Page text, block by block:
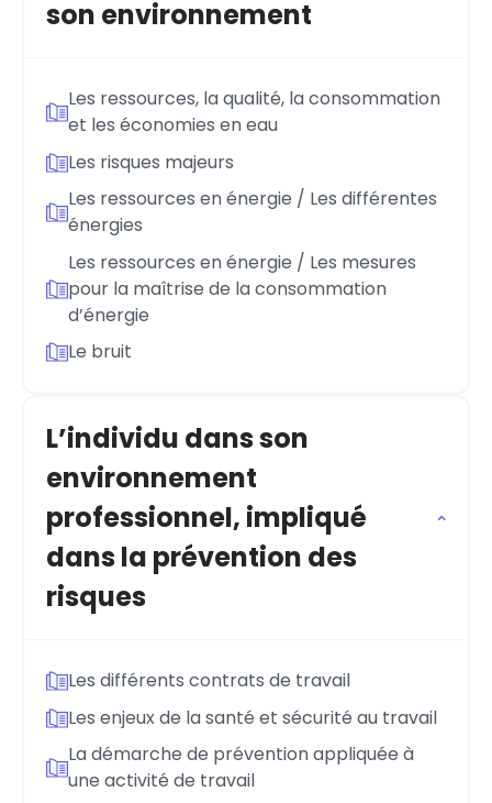
son environnement
Les ressources, la qualité, la consommation
et les économies en eau
Les risques majeurs
Les ressources en énergie / Les différentes
énergies
Les ressources en énergie / Les mesures
pour la maîtrise de la consommation
d’énergie
Le bruit
L’individu dans son
environnement
professionnel, impliqué
dans la prévention des
risques
Les différents contrats de travail
Les enjeux de la santé et sécurité au travail
La démarche de prévention appliquée à
une activité de travail